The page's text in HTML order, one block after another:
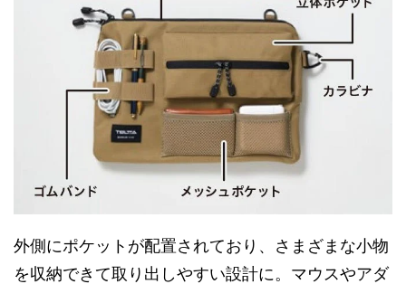
外側にポケットが配置されており、さまざまな小物
を収納できて取り出しやすい設計に。マウスやアダ